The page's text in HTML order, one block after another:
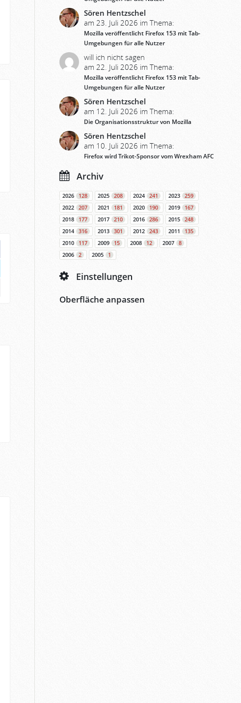
Sören Hentzschel
am 23. Juli 2026 im Thema:
Mozilla veröffentlicht Firefox 153 mit Tab-
Umgebungen für alle Nutzer
will ich nicht sagen
am 22. Juli 2026 im Thema:
Mozilla veröffentlicht Firefox 153 mit Tab-
Umgebungen für alle Nutzer
Sören Hentzschel
am 12. Juli 2026 im Thema:
Die Organisationsstruktur von Mozilla
Sören Hentzschel
am 10. Juli 2026 im Thema:
Firefox wird Trikot-Sponsor vom Wrexham AFC
Archiv
2026 128 2025 208 2024 241 2023
259
2022
207 2021 181 2020 190 2019
167
2018
177 2017 210 2016 286 2015
248
2014
316 2013 301 2012 243 2011
135
2010
117 2009 15 2008 12 2007
8
2006
2 2005 1
Einstellungen
Oberfläche anpassen